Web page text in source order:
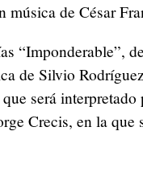
música de César
“Imponderable”,
de Silvio
será
Crecis, en la que